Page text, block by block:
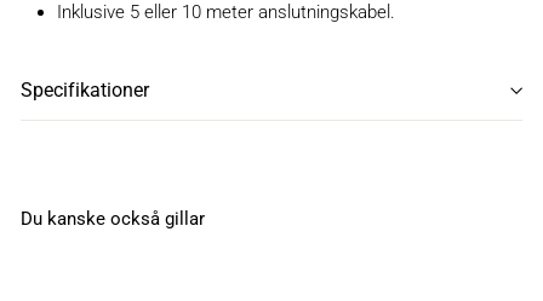
Inklusive 5 eller 10 meter anslutningskabel.
Specifikationer
Du kanske också gillar